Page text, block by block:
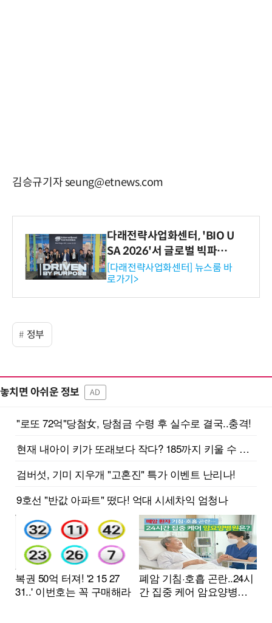
김승규기자 seung@etnews.com
다래전략사업화센터, 'BIO U
SA 2026'서 글로벌 빅파마
와의 비즈니스 미팅 지원…K
-바이오 해외 진출 교두보 확
보
[다래전략사업화센터] 뉴스룸 바
로가기>
정부
놓치면 아쉬운 정보 AD